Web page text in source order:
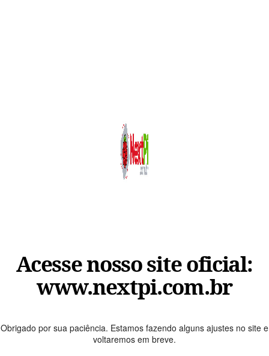
Acesse nosso site oficial:
www.nextpi.com.br
Obrigado por sua paciência. Estamos fazendo alguns ajustes no site e
voltaremos em breve.